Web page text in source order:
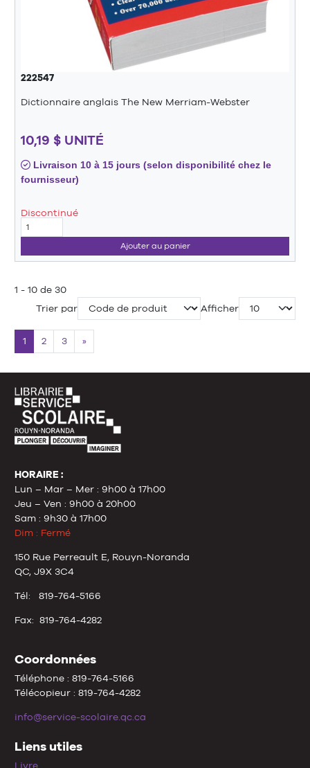
222547
Dictionnaire anglais The New Merriam-Webster
10,19 $ UNITÉ
Livraison 10 à 15 jours (selon disponibilité chez le
fournisseur)
Discontinué
Ajouter au panier
1 - 10 de 30
Trier par
Afficher
1 2 3 »
HORAIRE :
Lun – Mar – Mer : 9h00 à 17h00
Jeu – Ven : 9h00 à 20h00
Sam : 9h30 à 17h00
Dim : Fermé
150 Rue Perreault E, Rouyn-Noranda
QC, J9X 3C4
Tél: 819-764-5166
Fax: 819-764-4282
Coordonnées
Téléphone : 819-764-5166
Télécopieur : 819-764-4282
info@service-scolaire.qc.ca
Liens utiles
Livre